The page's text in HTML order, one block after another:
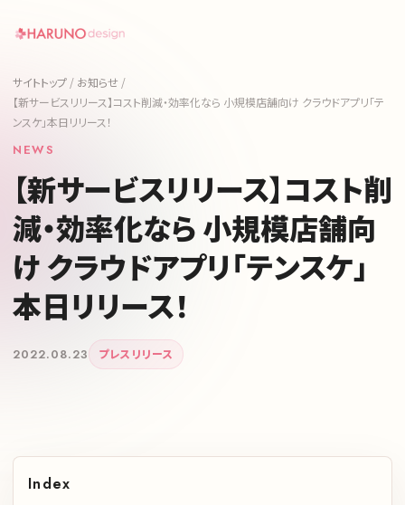
NEWS
【新サービスリリース】コスト削
減・効率化なら 小規模店舗向
け クラウドアプリ「テンスケ」
本日リリース！
2022.08.23 プレスリリース
サイトトップ / お知らせ /
【新サービスリリース】コスト削減・効率化なら 小規模店舗向け クラウドアプリ「テ
ンスケ」本日リリース！
Index